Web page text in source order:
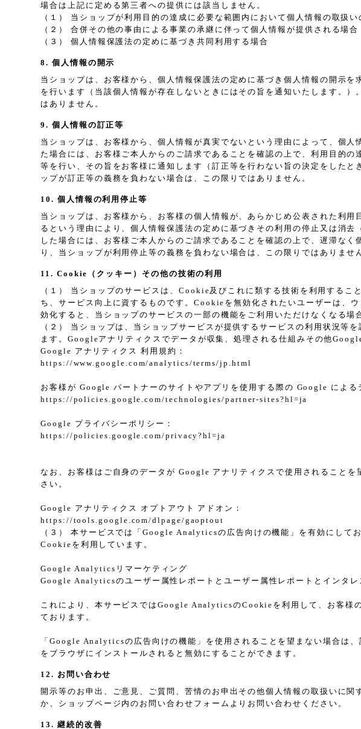
場合は上記に定める第三者への提供には該当しません。
（１） 当ショップが利用目的の達成に必要な範囲内において個人情報の取扱
（２） 合併その他の事由による事業の承継に伴って個人情報が提供される場合
（３） 個人情報保護法の定めに基づき共同利用する場合
8. 個人情報の開示
当ショップは、お客様から、個人情報保護法の定めに基づき個人情報の開示
を行います（当該個人情報が存在しないときにはその旨を通知いたします。
はありません。
9. 個人情報の訂正等
当ショップは、お客様から、個人情報が真実でないという理由によって、個
た場合には、お客様ご本人からのご請求であることを確認の上で、利用目的
等を行い、その旨をお客様に通知します（訂正等を行わない旨の決定をした
ップが訂正等の義務を負わない場合は、この限りではありません。
10. 個人情報の利用停止等
当ショップは、お客様から、お客様の個人情報が、あらかじめ公表された利
るという理由により、個人情報保護法の定めに基づきその利用の停止又は消
した場合には、お客様ご本人からのご請求であることを確認の上で、遅滞な
り、当ショップが利用停止等の義務を負わない場合は、この限りではありませ
11. Cookie（クッキー）その他の技術の利用
（１） 当ショップのサービスは、Cookie及びこれに類する技術を利用する
ち、サービス向上に資するものです。Cookieを無効化されたいユーザーは、
効化すると、当ショップのサービスの一部の機能をご利用いただけなくなる場
（２） 当ショップは、当ショップサービスが提供するサービスの利用状況
ます。Googleアナリティクスでデータが収集、処理される仕組みその他
Google アナリティクス 利用規約：
https://www.google.com/analytics/terms/jp.html
お客様が Google パートナーのサイトやアプリを使用する際の Google による
https://policies.google.com/technologies/partner-sites?hl=ja
Google プライバシーポリシー：
https://policies.google.com/privacy?hl=ja
なお、お客様はご自身のデータが Google アナリティクスで使用されること
さい。
Google アナリティクス オプトアウト アドオン：
https://tools.google.com/dlpage/gaoptout
（３） 本サービスでは「Google Analyticsの広告向けの機能」を有効にし
Cookieを利用しています。
Google Analyticsリマーケティング
Google Analyticsのユーザー属性レポートとユーザー属性レポートとインタレ
これにより、本サービスではGoogle AnalyticsのCookieを利用して、お客様
ております。
「Google Analyticsの広告向けの機能」を使用されることを望まない場合は
をブラウザにインストールされると無効にすることができます。
12. お問い合わせ
開示等のお申出、ご意見、ご質問、苦情のお申出その他個人情報の取扱いに
か、ショップページ内のお問い合わせフォームよりお問い合わせください。
13. 継続的改善